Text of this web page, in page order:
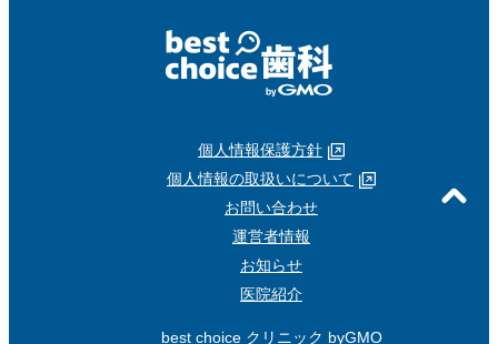
個人情報保護方針
個人情報の取扱いについて
お問い合わせ
運営者情報
お知らせ
医院紹介
best choice クリニック byGMO